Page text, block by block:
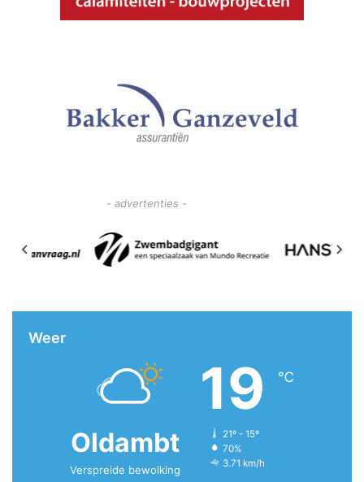
- advertenties -
Weer
Oldambt
Verspreide bewolking
19 ℃
21º - 15º
70%
3.71 km/h